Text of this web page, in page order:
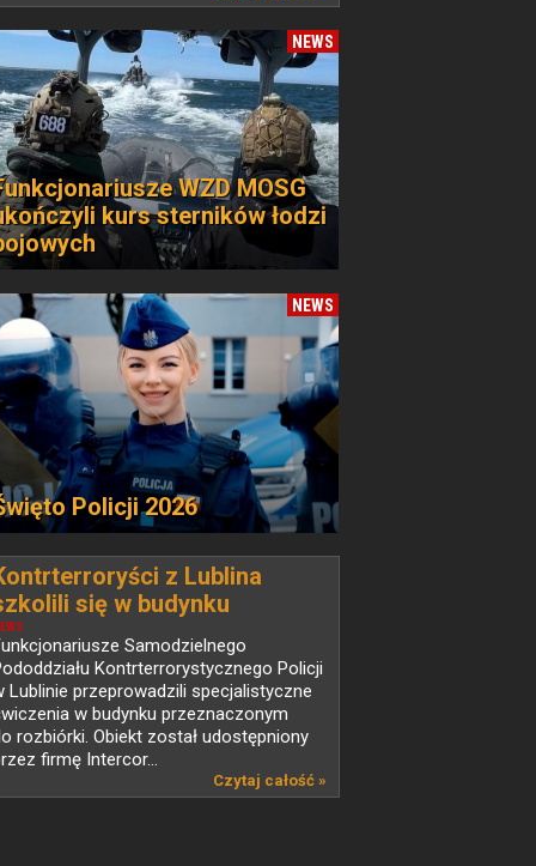
NEWS
WZD MOSG
kurs sterników łodzi
NEWS
Policji 2026
z Lublina
się w budynku
do rozbiórki
Samodzielnego
Kontrterrorystycznego Policji
Lublinie przeprowadzili specjalistyczne
w budynku przeznaczonym
rozbiórki. Obiekt został udostępniony
firmę Intercor...
Czytaj całość »